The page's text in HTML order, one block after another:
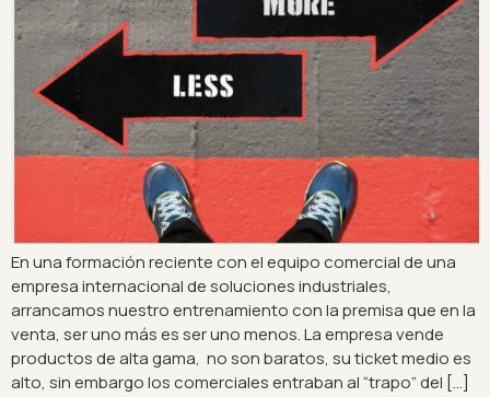
En una formación reciente con el equipo comercial de una
empresa internacional de soluciones industriales,
arrancamos nuestro entrenamiento con la premisa que en la
venta, ser uno más es ser uno menos. La empresa vende
productos de alta gama, no son baratos, su ticket medio es
alto, sin embargo los comerciales entraban al “trapo” del […]